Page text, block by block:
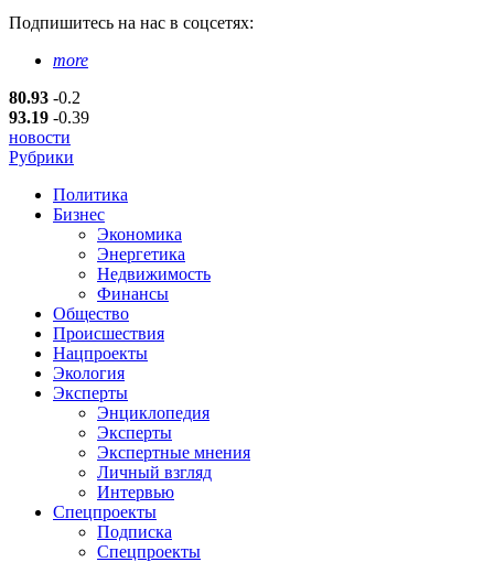
Подпишитесь на нас в соцсетях:
more
80.93 -0.2
93.19 -0.39
новости
Рубрики
Политика
Бизнес
Экономика
Энергетика
Недвижимость
Финансы
Общество
Происшествия
Нацпроекты
Экология
Эксперты
Энциклопедия
Эксперты
Экспертные мнения
Личный взгляд
Интервью
Спецпроекты
Подписка
Спецпроекты